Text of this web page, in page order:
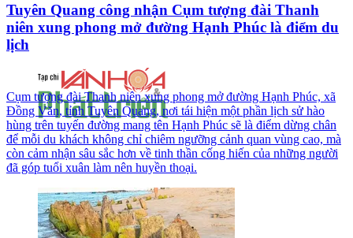
Tuyên Quang công nhận Cụm tượng đài Thanh
niên xung phong mở đường Hạnh Phúc là điểm du
lịch
Cụm tượng đài Thanh niên xung phong mở đường Hạnh Phúc, xã
Đồng Văn, tỉnh Tuyên Quang, nơi tái hiện một phần lịch sử hào
hùng trên tuyến đường mang tên Hạnh Phúc sẽ là điểm dừng chân
để mỗi du khách không chỉ chiêm ngưỡng cảnh quan vùng cao, mà
còn cảm nhận sâu sắc hơn về tinh thần cống hiến của những người
đã góp tuổi xuân làm nên huyền thoại.